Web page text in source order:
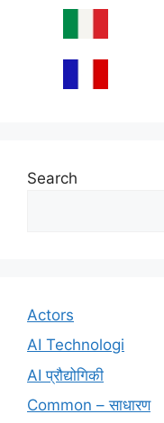
Search
Actors
AI Technologi
AI प्रौद्योगिकी
Common – साधारण